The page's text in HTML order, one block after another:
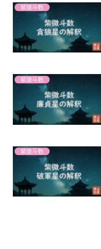
紫微斗数
紫微斗数
紫微斗数